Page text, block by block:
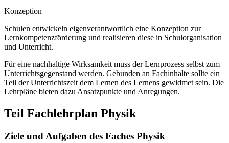
Konzeption
Schulen entwickeln eigenverantwortlich eine Konzeption zur
Lernkompetenzförderung und realisieren diese in Schulorganisation
und Unterricht.
Für eine nachhaltige Wirksamkeit muss der Lernprozess selbst zum
Unterrichtsgegenstand werden. Gebunden an Fachinhalte sollte ein
Teil der Unterrichtszeit dem Lernen des Lernens gewidmet sein. Die
Lehrpläne bieten dazu Ansatzpunkte und Anregungen.
Teil Fachlehrplan Physik
Ziele und Aufgaben des Faches Physik